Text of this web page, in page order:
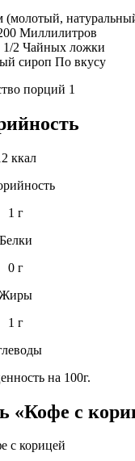
(молотый,
Миллилитров
1/2 Чайных ложки
сироп По вкусу
порций 1
ккал
1 г
Белки
0 г
1 г
на 100г.
«Кофе с